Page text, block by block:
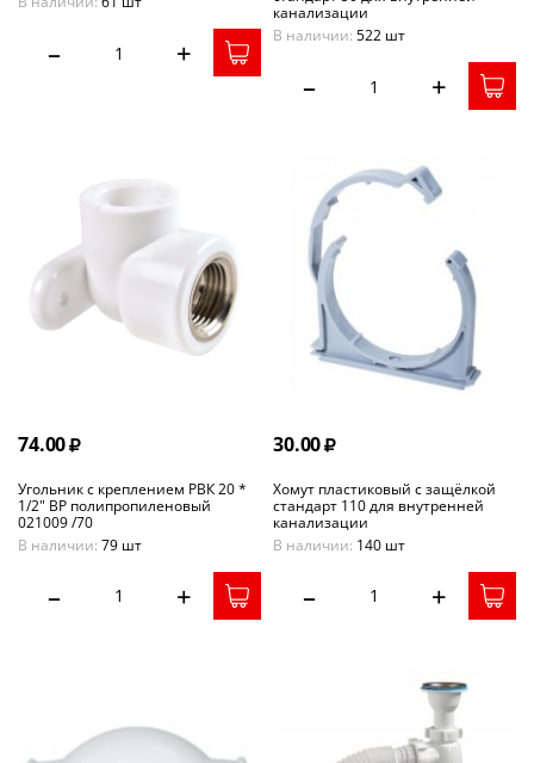
– +
канализации
В наличии: 522 шт
– +
74.00
Угольник с креплением РВК 20 *
1/2" ВР полипропиленовый
021009 /70
В наличии: 79 шт
– +
30.00
Хомут пластиковый с защёлкой
стандарт 110 для внутренней
канализации
В наличии: 140 шт
– +